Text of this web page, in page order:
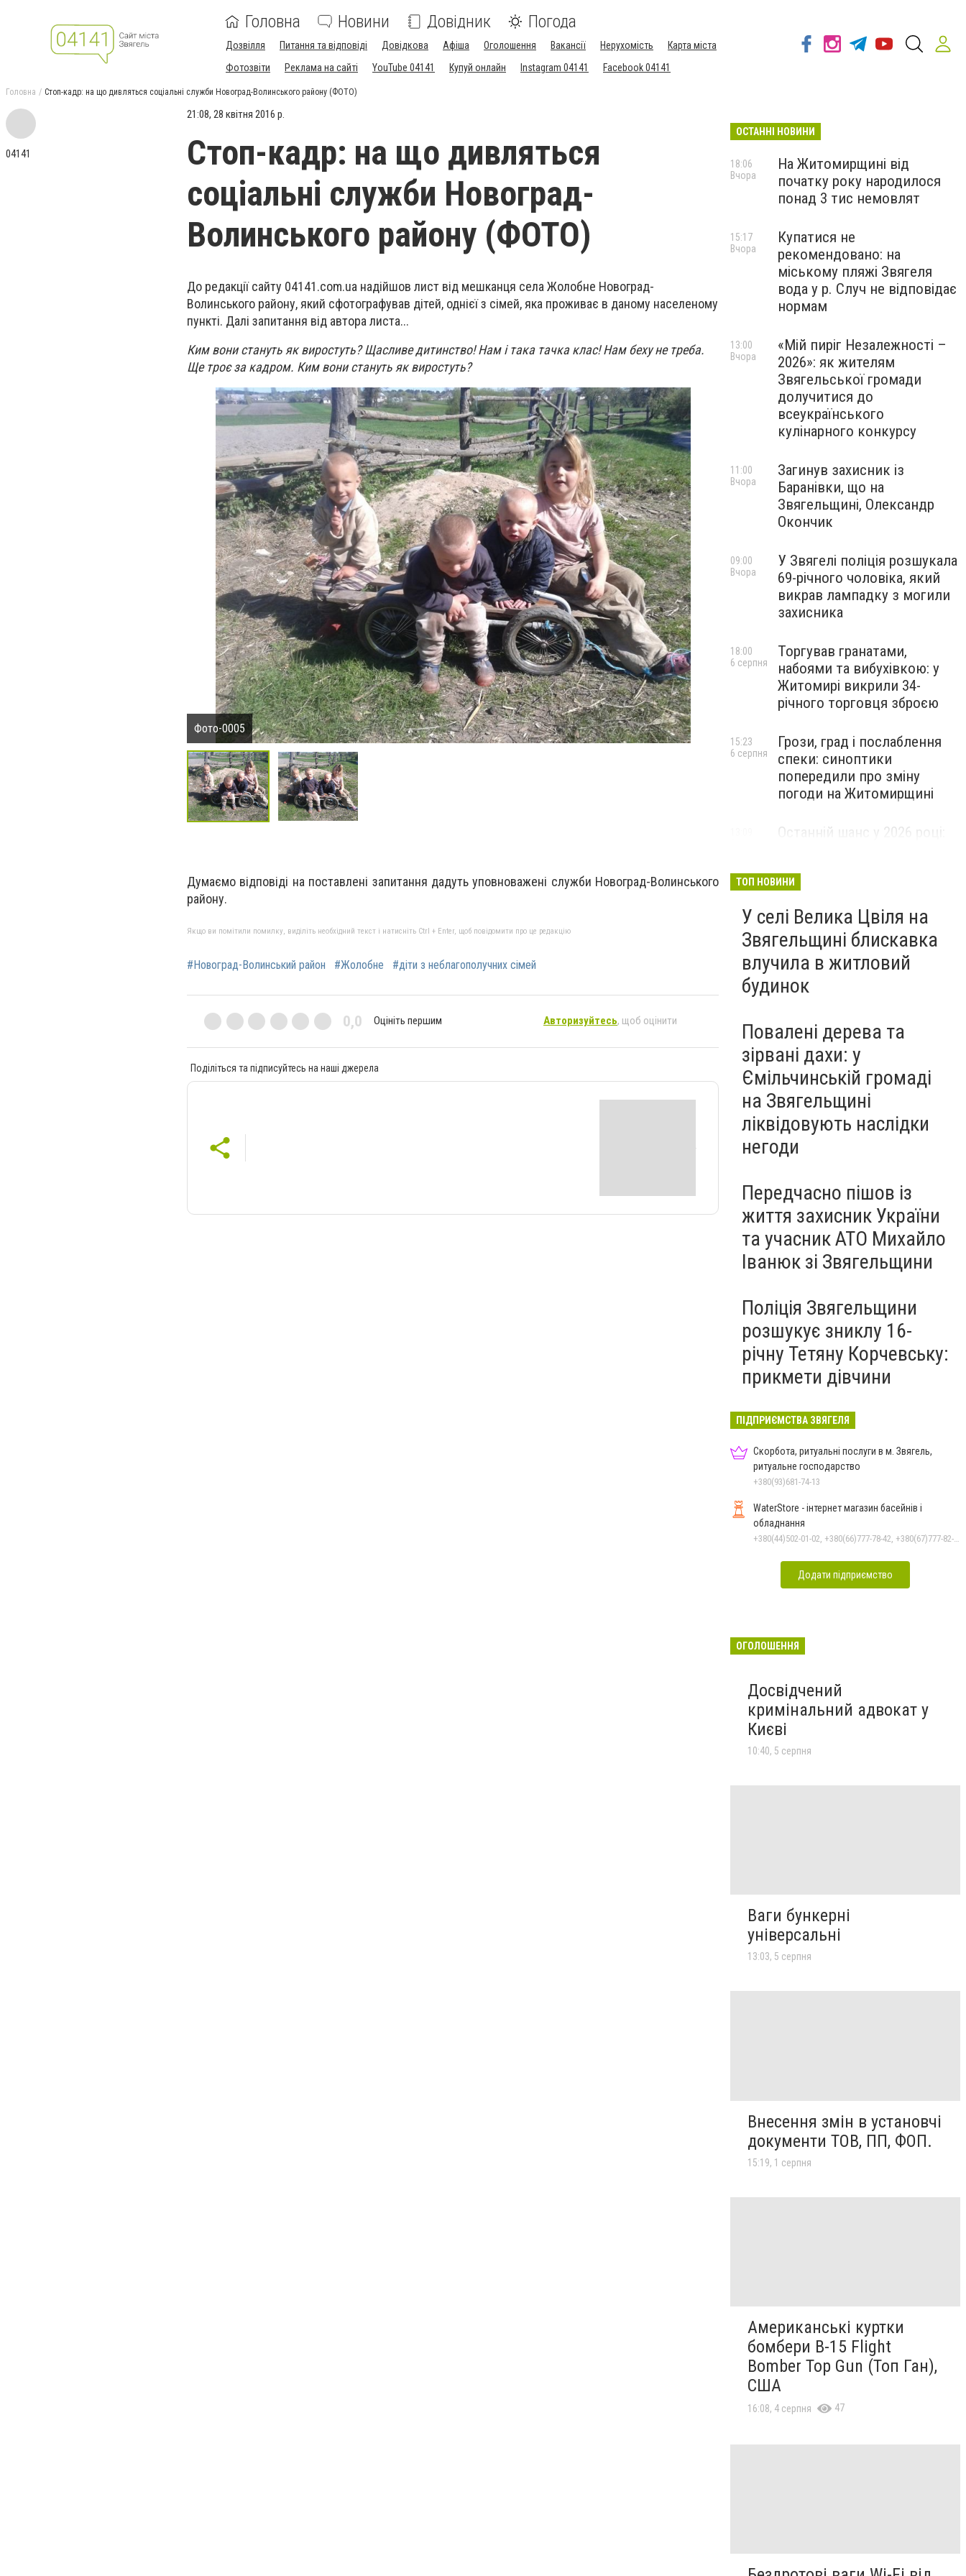
Головна Новини Довідник Погода
Дозвілля Питання та відповіді Довідкова Афіша Оголошення Вакансії Нерухомість
Карта міста
Фотозвіти
Реклама на сайті YouTube 04141 Купуй онлайн Instagram 04141 Facebook 04141
Головна Стоп-кадр: на що дивляться соціальні служби Новоград-Волинського району (ФОТО)
04141
21:08, 28 квітня 2016 р.
Стоп-кадр: на що дивляться
соціальні служби Новоград-
Волинського району (ФОТО)
До редакції сайту 04141.com.ua надійшов лист від мешканця села Жолобне Новоград-
Волинського району, який сфотографував дітей, однієї з сімей, яка проживає в даному населеному
пункті. Далі запитання від автора листа...
Ким вони стануть як виростуть? Щасливе дитинство! Нам і така тачка клас! Нам беху не треба.
Ще троє за кадром. Ким вони стануть як виростуть?
Фото-0005
Думаємо відповіді на поставлені запитання дадуть уповноважені служби Новоград-Волинського
району.
Якщо ви помітили помилку, виділіть необхідний текст і натисніть Ctrl + Enter, щоб повідомити про це редакцію
#Новоград-Волинський район #Жолобне #діти з неблагополучних сімей
0,0 Оцініть першим Авторизуйтесь, щоб оцінити
Поділіться та підписуйтесь на наші джерела
ОСТАННІ НОВИНИ
На Житомирщині від
початку року народилося
понад 3 тис немовлят
18:06
Вчора
Купатися не
рекомендовано: на
міському пляжі Звягеля
вода у р. Случ не відповідає
нормам
15:17
Вчора
«Мій пиріг Незалежності –
2026»: як жителям
Звягельської громади
долучитися до
всеукраїнського
кулінарного конкурсу
13:00
Вчора
Загинув захисник із
Баранівки, що на
Звягельщині, Олександр
Окончик
11:00
Вчора
У Звягелі поліція розшукала
69-річного чоловіка, який
викрав лампадку з могили
захисника
09:00
Вчора
Торгував гранатами,
набоями та вибухівкою: у
Житомирі викрили 34-
річного торговця зброєю
18:00
6 серпня
Грози, град і послаблення
спеки: синоптики
попередили про зміну
погоди на Житомирщині
15:23
6 серпня
Останній шанс у 2026 році:
майбутніх водійок автобусів
ТОП НОВИНИ
У селі Велика Цвіля на
Звягельщині блискавка
влучила в житловий
будинок
Повалені дерева та
зірвані дахи: у
Ємільчинській громаді
на Звягельщині
ліквідовують наслідки
негоди
Передчасно пішов із
життя захисник України
та учасник АТО Михайло
Іванюк зі Звягельщини
Поліція Звягельщини
розшукує зниклу 16-
річну Тетяну Корчевську:
прикмети дівчини
ПІДПРИЄМСТВА ЗВЯГЕЛЯ
Скорбота, ритуальні послуги в м. Звягель,
ритуальне господарство
+380(93)681-74-13
WaterStore - інтернет магазин басейнів і
обладнання
+380(44)502-01-02, +380(66)777-78-42, +380(67)777-82-19, +380(67)890-80-80, +380(73)890-80-80, +380(44)502-01-03
Додати підприємство
ОГОЛОШЕННЯ
Досвідчений
кримінальний адвокат у
Києві
10:40, 5 серпня
Ваги бункерні
універсальні
13:03, 5 серпня
Внесення змін в установчі
документи ТОВ, ПП, ФОП.
15:19, 1 серпня
Американські куртки
бомбери B-15 Flight
Bomber Top Gun (Топ Ган),
США
16:08, 4 серпня 47